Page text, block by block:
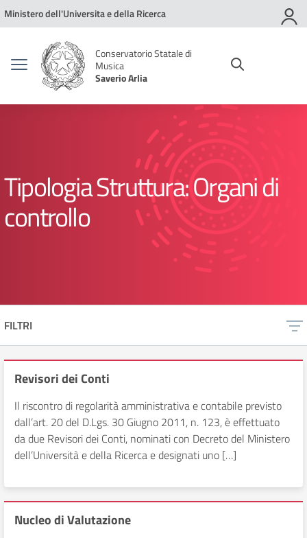
Vai ai contenuti
Vai al menu di navigazione
Vai al footer
Ministero dell'Universita e della Ricerca
Conservatorio Statale di
Musica
Saverio Arlia
Tipologia Struttura:Organi di
controllo
FILTRI
Revisori dei Conti
Il riscontro di regolarità amministrativa e contabile previsto
dall’art. 20 del D.Lgs. 30 Giugno 2011, n. 123, è effettuato
da due Revisori dei Conti, nominati con Decreto del Ministero
dell’Università e della Ricerca e designati uno […]
Nucleo di Valutazione